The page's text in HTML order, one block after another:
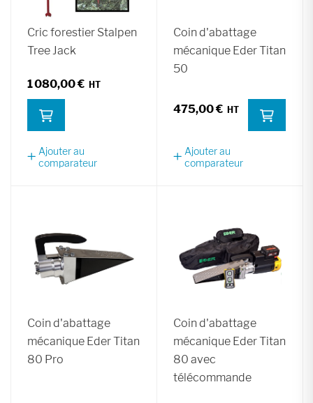
Cric forestier Stalpen
Tree Jack
1 080,00 €
Ajouter au
comparateur
Coin d'abattage
mécanique Eder Titan
50
475,00 €
Ajouter au
comparateur
Coin d'abattage
mécanique Eder Titan
80 Pro
Coin d'abattage
mécanique Eder Titan
80 avec
télécommande